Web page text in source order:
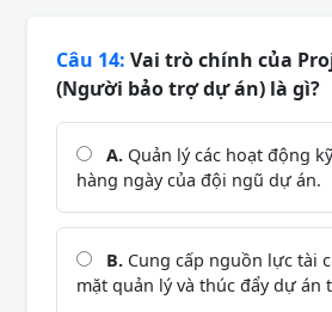
Câu 14: Vai trò chính của
(Người bảo trợ dự án) là gì?
A. Quản lý các hoạt động
hàng ngày của đội ngũ dự án.
B. Cung cấp nguồn lực tài
mặt quản lý và thúc đẩy dự án